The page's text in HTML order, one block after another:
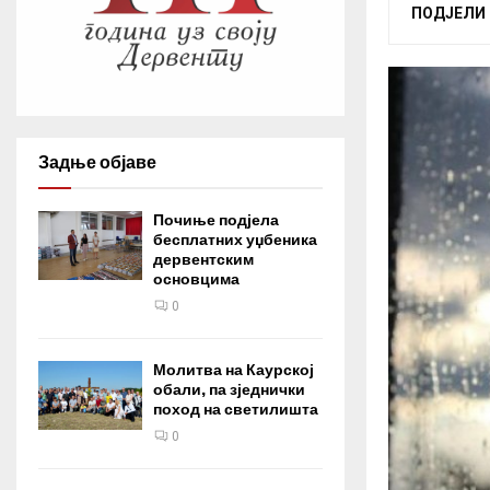
ПОДЈЕЛИ
Задње објаве
Почиње подјела
бесплатних уџбеника
дервентским
основцима
0
Молитва на Каурској
обали, па зједнички
поход на светилишта
0